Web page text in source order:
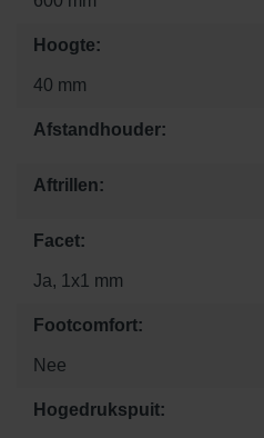
Hoogte:
40 mm
Afstandhouder:
Aftrillen:
Facet:
Ja, 1x1 mm
Footcomfort:
Nee
Hogedrukspuit: